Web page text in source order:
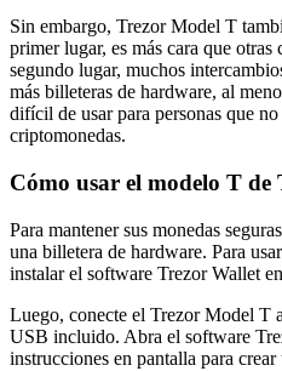
Sin embargo, Trezor Model T
primer lugar, es más cara que otras
segundo lugar, muchos
más billeteras de hardware, al
difícil de usar para personas que
criptomonedas.
Cómo usar el modelo T de
Para mantener sus monedas
una billetera de hardware. Para
instalar el software Trezor Wallet
Luego, conecte el Trezor Model T
USB incluido. Abra el software
instrucciones en pantalla para